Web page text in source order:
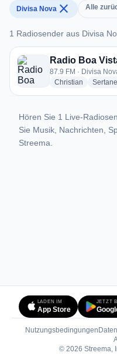
Divisa Nova close Alle
1 Radiosender aus Divisa
1 Radiosender aus Divisa
Radio Boa
87.9 FM · Divisa
Christian radio
Hören Sie 1 Live-
Sie Musik, Nachrichten,
Streema.
LADEN IM
App Store
JETZT
Nutzungsbedingungen
© 2026 Streema,